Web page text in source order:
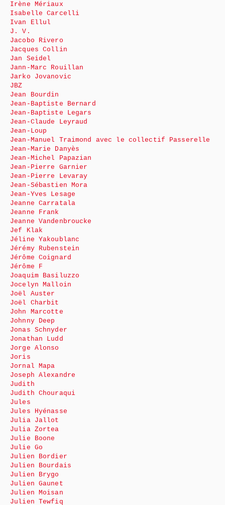
Irène Mériaux
Isabelle Carcelli
Ivan Ellul
J. V.
Jacobo Rivero
Jacques Collin
Jan Seidel
Jann-Marc Rouillan
Jarko Jovanovic
JBZ
Jean Bourdin
Jean-Baptiste Bernard
Jean-Baptiste Legars
Jean-Claude Leyraud
Jean-Loup
Jean-Manuel Traimond avec le collectif Passerelle
Jean-Marie Danyès
Jean-Michel Papazian
Jean-Pierre Garnier
Jean-Pierre Levaray
Jean-Sébastien Mora
Jean-Yves Lesage
Jeanne Carratala
Jeanne Frank
Jeanne Vandenbroucke
Jef Klak
Jéline Yakoublanc
Jérémy Rubenstein
Jérôme Coignard
Jérôme F
Joaquim Basiluzzo
Jocelyn Malloin
Joël Auster
Joël Charbit
John Marcotte
Johnny Deep
Jonas Schnyder
Jonathan Ludd
Jorge Alonso
Joris
Jornal Mapa
Joseph Alexandre
Judith
Judith Chouraqui
Jules
Jules Hyénasse
Julia Jallot
Julia Zortea
Julie Boone
Julie Go
Julien Bordier
Julien Bourdais
Julien Brygo
Julien Gaunet
Julien Moisan
Julien Tewfiq